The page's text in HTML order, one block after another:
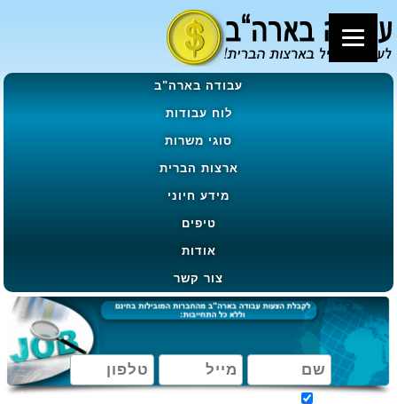
עבודה בארה"ב
לוח עבודות
סוגי משרות
ארצות הברית
מידע חיוני
טיפים
אודות
צור קשר